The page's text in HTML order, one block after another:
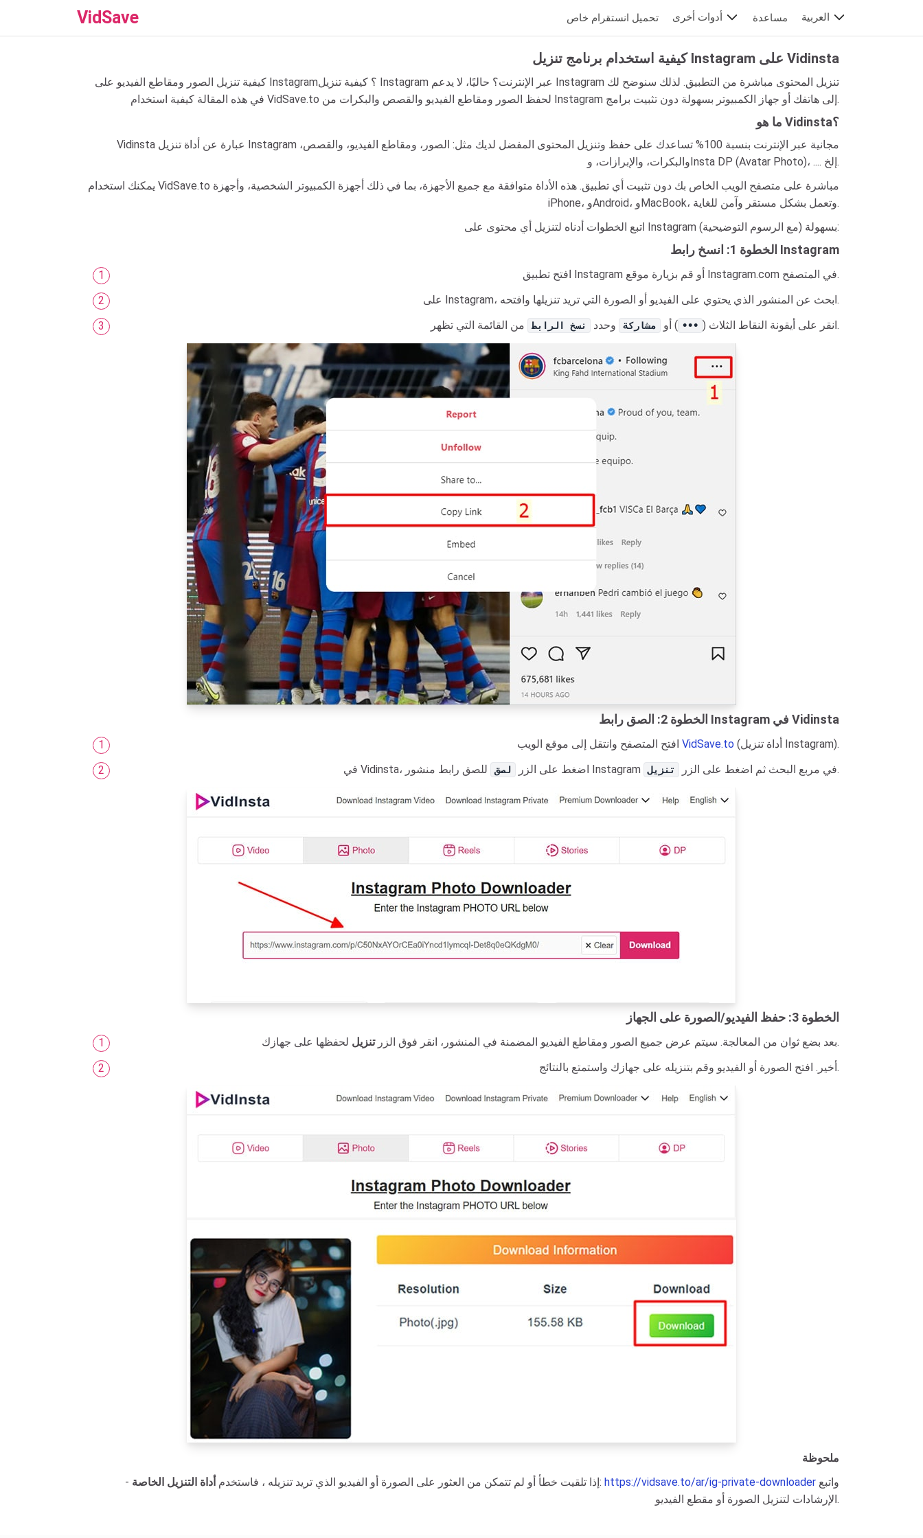
VidSave تحميل انستقرام خاص مساعدة
كيفية استخدام برنامج تنزيل Instagram على Vidinsta
كيفية تنزيل الصور ومقاطع الفيديو على Instagram؟ كيفية تنزيل Instagram عبر الإنترنت؟ حاليًا، لا يدعم Instagram تنزيل المحتوى مباشرة من التطبيق. لذلك سنوضح لك
في هذه المقالة كيفية استخدام VidSave.to لحفظ الصور ومقاطع الفيديو والقصص والبكرات من Instagram إلى هاتفك أو جهاز الكمبيوتر بسهولة دون تثبيت برامج.
ما هو Vidinsta؟
Vidinsta عبارة عن أداة تنزيل Instagram مجانية عبر الإنترنت بنسبة 100% تساعدك على حفظ وتنزيل المحتوى المفضل لديك مثل: الصور، ومقاطع الفيديو، والقصص،
والبكرات، والإبرازات، وInsta DP (Avatar Photo)، .... إلخ.
يمكنك استخدام VidSave.to مباشرة على متصفح الويب الخاص بك دون تثبيت أي تطبيق. هذه الأداة متوافقة مع جميع الأجهزة، بما في ذلك أجهزة الكمبيوتر الشخصية، وأجهزة
iPhone، وAndroid، وMacBook، وتعمل بشكل مستقر وآمن للغاية.
اتبع الخطوات أدناه لتنزيل أي محتوى على Instagram بسهولة (مع الرسوم التوضيحية):
الخطوة 1: انسخ رابط Instagram
افتح تطبيق Instagram أو قم بزيارة موقع Instagram.com في المتصفح.
على Instagram، ابحث عن المنشور الذي يحتوي على الفيديو أو الصورة التي تريد تنزيلها وافتحه.
انقر على أيقونة النقاط الثلاث ( ••• ) أو مشاركة وحدد نسخ الرابط من القائمة التي تظهر.
الخطوة 2: الصق رابط Instagram في Vidinsta
VidSave.to
(أداة تنزيل Instagram).
في Vidinsta، اضغط على الزر
لصق للصق رابط منشور Instagram في مربع البحث ثم اضغط على الزر تنزيل .
الخطوة 3: حفظ الفيديو/الصورة على الجهاز
بعد بضع ثوان من المعالجة. سيتم عرض جميع الصور ومقاطع الفيديو المضمنة في المنشور، انقر فوق الزرتنزيل
لحفظها على جهازك.
أخير. افتح الصورة أو الفيديو وقم بتنزيله على جهازك واستمتع بالنتائج.
ملحوظة
- إذا تلقيت خطأ أو لم تتمكن من العثور على الصورة أو الفيديو الذي تريد تنزيله ، فاستخدم أداة التنزيل الخاصة : https://vidsave.to/ar/ig-private-downloader
الإرشادات لتنزيل الصورة أو مقطع الفيديو.